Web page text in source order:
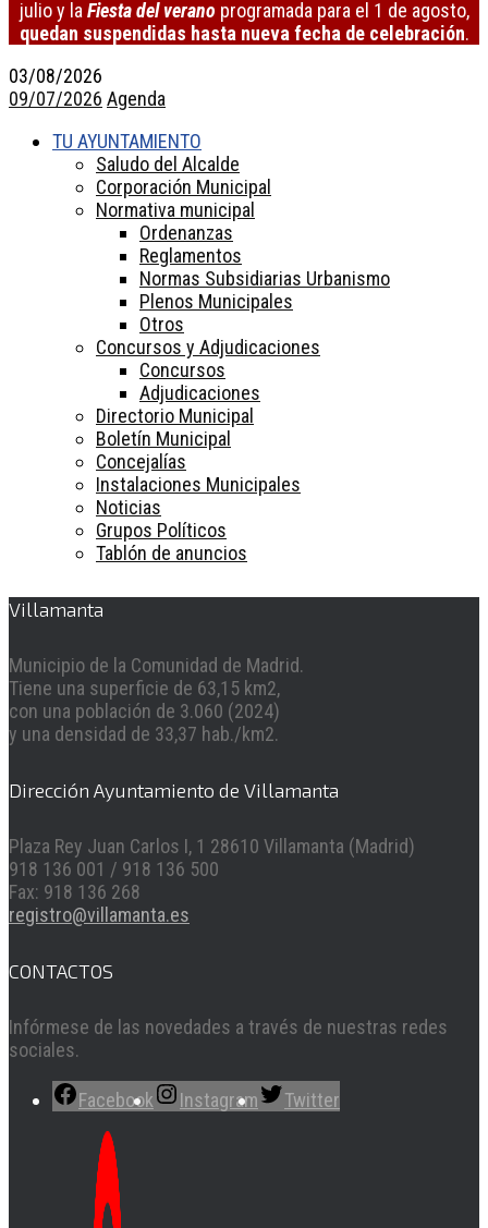
julio y la Fiesta del verano programada para el 1 de agosto,
quedan suspendidas hasta nueva fecha de celebración.
03/08/2026
09/07/2026 Agenda
TU AYUNTAMIENTO
Saludo del Alcalde
Corporación Municipal
Normativa municipal
Ordenanzas
Reglamentos
Normas Subsidiarias Urbanismo
Plenos Municipales
Otros
Concursos y Adjudicaciones
Concursos
Adjudicaciones
Directorio Municipal
Boletín Municipal
Concejalías
Instalaciones Municipales
Noticias
Grupos Políticos
Tablón de anuncios
Villamanta
Municipio de la Comunidad de Madrid.
Tiene una superficie de 63,15 km2,
con una población de 3.060 (2024)
y una densidad de 33,37 hab./km2.
Dirección Ayuntamiento de Villamanta
Plaza Rey Juan Carlos I, 1 28610 Villamanta (Madrid)
918 136 001 / 918 136 500
Fax: 918 136 268
registro@villamanta.es
CONTACTOS
Infórmese de las novedades a través de nuestras redes
sociales.
Facebook Instagram Twitter